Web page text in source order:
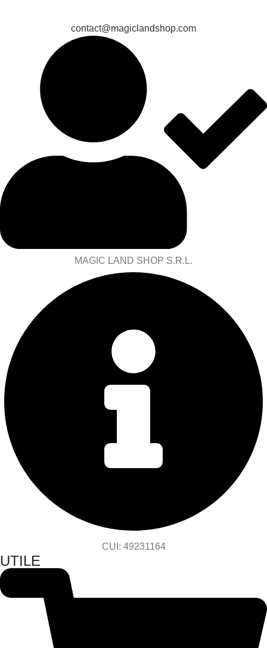
contact@magiclandshop.com
MAGIC LAND SHOP S.R.L.
CUI: 49231164
UTILE